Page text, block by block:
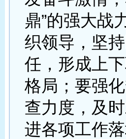
鼎”的强大战
织领导，坚
任，形成上
格局；要强
查力度，及
进各项工作